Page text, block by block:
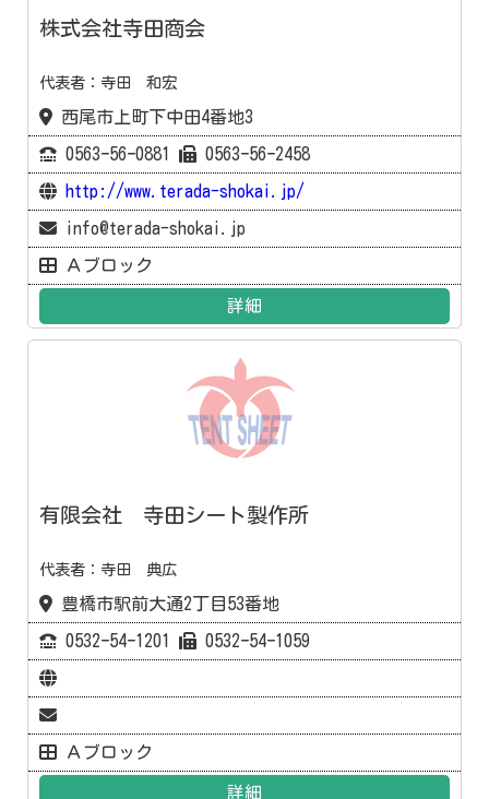
株式会社寺田商会
代表者：寺田 和宏
西尾市上町下中田4番地3
0563ｰ56ｰ0881 0563ｰ56ｰ2458
http://www.terada-shokai.jp/
info@terada-shokai.jp
Ａブロック
詳細
有限会社 寺田シート製作所
代表者：寺田 典広
豊橋市駅前大通2丁目53番地
0532ｰ54ｰ1201 0532ｰ54ｰ1059
Ａブロック
詳細